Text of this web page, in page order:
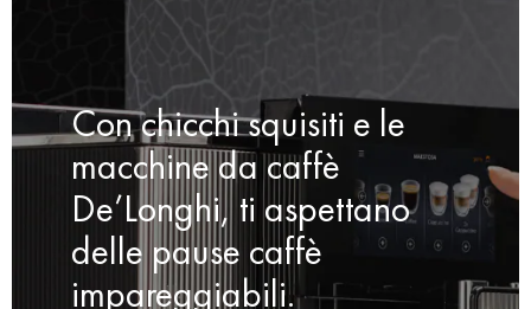
Con chicchi squisiti e le
macchine da caffè
De’Longhi, ti aspettano
delle pause caffè
impareggiabili.